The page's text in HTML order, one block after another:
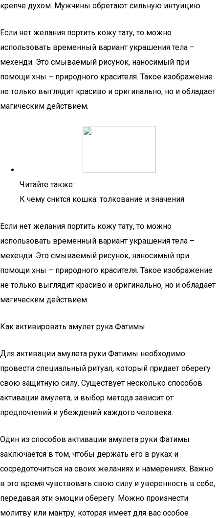
крепче духом. Мужчины обретают сильную интуицию.
Если нет желания портить кожу тату, то можно
использовать временный вариант украшения тела –
мехенди. Это смываемый рисунок, наносимый при
помощи хны – природного красителя. Такое изображение
не только выглядит красиво и оригинально, но и обладает
магическим действием.
Читайте также:
К чему снится кошка: толкование и значения
Если нет желания портить кожу тату, то можно
использовать временный вариант украшения тела –
мехенди. Это смываемый рисунок, наносимый при
помощи хны – природного красителя. Такое изображение
не только выглядит красиво и оригинально, но и обладает
магическим действием.
Как активировать амулет рука Фатимы
Для активации амулета руки Фатимы необходимо
провести специальный ритуал, который придает оберегу
свою защитную силу. Существует несколько способов
активации амулета, и выбор метода зависит от
предпочтений и убеждений каждого человека.
Один из способов активации амулета руки Фатимы
заключается в том, чтобы держать его в руках и
сосредоточиться на своих желаниях и намерениях. Важно
в это время чувствовать свою силу и уверенность в себе,
передавая эти эмоции оберегу. Можно произнести
молитву или мантру, которая имеет для вас особое